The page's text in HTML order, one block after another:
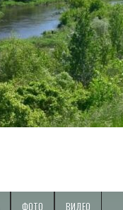
ФОТО ВИДЕО